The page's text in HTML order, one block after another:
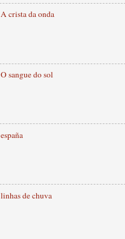
A crista da onda
O sangue do sol
españa
linhas de chuva